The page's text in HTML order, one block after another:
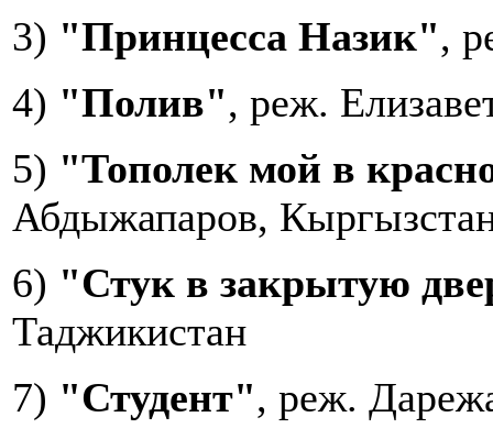
3) "Принцесса Назик",
4) "Полив", реж.
5) "Тополек мой в
Абдыжапаров,
6) "Стук в закрытую
Таджикистан
7) "Студент", реж.